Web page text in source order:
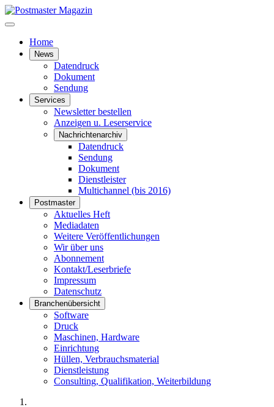
Home
News
Datendruck
Dokument
Sendung
Services
Newsletter bestellen
Anzeigen u. Leserservice
Nachrichtenarchiv
Datendruck
Sendung
Dokument
Dienstleister
Multichannel (bis 2016)
Postmaster
Aktuelles Heft
Mediadaten
Weitere Veröffentlichungen
Wir über uns
Abonnement
Kontakt/Leserbriefe
Impressum
Datenschutz
Branchenübersicht
Software
Druck
Maschinen, Hardware
Einrichtung
Hüllen, Verbrauchsmaterial
Dienstleistung
Consulting, Qualifikation, Weiterbildung